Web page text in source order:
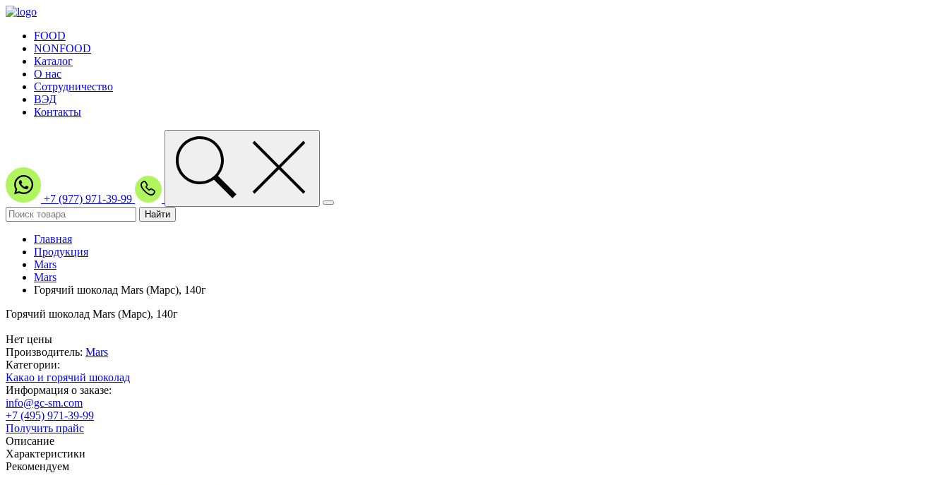
FOOD
NONFOOD
Каталог
О нас
Сотрудничество
ВЭД
Контакты
+7 (977) 971-39-99
Главная
Продукция
Mars
Mars
Горячий шоколад Mars (Марс), 140г
Горячий шоколад Mars (Марс), 140г
Нет цены
Производитель: Mars
Категории:
Какао и горячий шоколад
Информация о заказе:
info@gc-sm.com
+7 (495) 971-39-99
Получить прайс
Описание
Характеристики
Рекомендуем